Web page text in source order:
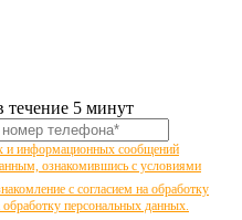
течение 5 минут
и информационных сообщений
ознакомившись с условиями
с согласием на обработку
персональных данных.